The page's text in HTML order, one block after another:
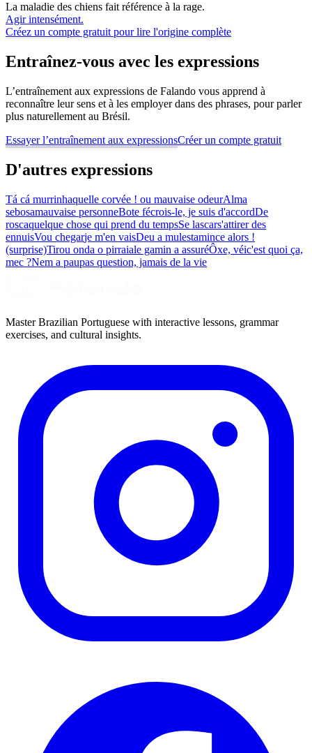
La maladie des chiens fait référence à la rage.
Agir intensément.
Créez un compte gratuit pour lire l'origine complète
Entraînez-vous avec les expressions
L’entraînement aux expressions de Falando vous apprend à
reconnaître leur sens et à les employer dans des phrases, pour parler
plus naturellement au Brésil.
Essayer l’entraînement aux expressionsCréer un compte gratuit
D'autres expressions
Tá cá murrinhaquelle corvée ! ou mauvaise odeurAlma
sebosamauvaise personneBote fécrois-le, je suis d'accordDe
roscaquelque chose qui prend du tempsSe lascars'attirer des
ennuisVou chegarje m'en vaisDeu a mulestamince alors !
(surprise)Tirou onda o pirraiale gamin a assuréÔxe, véic'est quoi ça,
mec ?Nem a paupas question, jamais de la vie
Master Brazilian Portuguese with interactive lessons, grammar
exercises, and cultural insights.